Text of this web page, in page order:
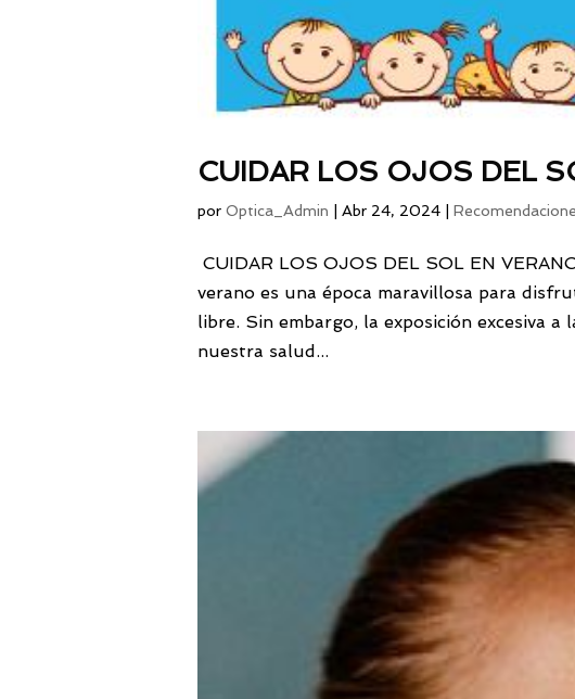
CUIDAR LOS OJOS DEL
por Optica_Admin Abr 24, 2024
CUIDAR LOS OJOS DEL SOL EN
verano es una época maravillosa para
libre. Sin embargo, la exposición excesiva
nuestra salud...